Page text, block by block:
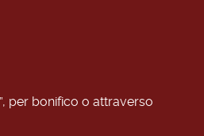
per bonifico o attraverso